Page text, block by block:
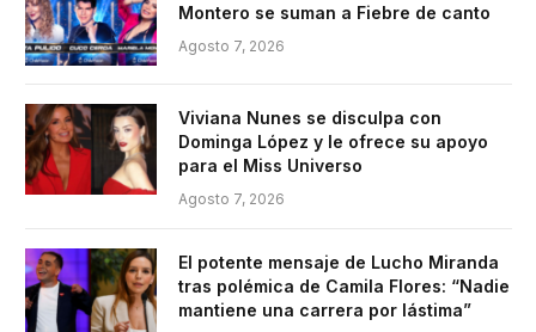
Montero se suman a Fiebre de canto
Agosto 7, 2026
Viviana Nunes se disculpa con
Dominga López y le ofrece su apoyo
para el Miss Universo
Agosto 7, 2026
El potente mensaje de Lucho Miranda
tras polémica de Camila Flores: “Nadie
mantiene una carrera por lástima”